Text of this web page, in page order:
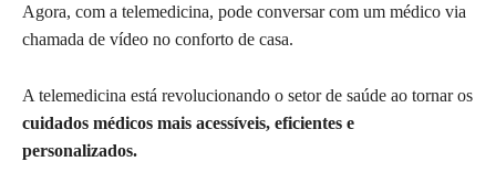
Agora, com a telemedicina, pode conversar com um médico via
chamada de vídeo no conforto de casa.
A telemedicina está revolucionando o setor de saúde ao tornar os
cuidados médicos mais acessíveis, eficientes e
personalizados.